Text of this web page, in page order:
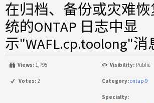
在归档、备份或灾难
统的ONTAP 日志中显
示"WAFL.cp.toolong"消
Views: 1,795 Visibility: Public
Votes: 2 Category:ontap-9
Specialty: